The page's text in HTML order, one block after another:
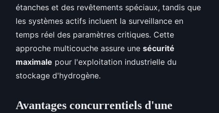
étanches et des revêtements spéciaux, tandis que
les systèmes actifs incluent la surveillance en
temps réel des paramètres critiques. Cette
approche multicouche assure une sécurité
maximale pour l'exploitation industrielle du
stockage d'hydrogène.
Avantages concurrentiels d'une